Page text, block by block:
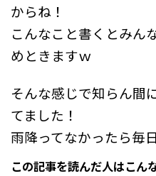
からね！
こんなこと書くとみん
めときますｗ
そんな感じで知らん間
てました！
雨降ってなかったら毎
この記事を読んだ人はこん